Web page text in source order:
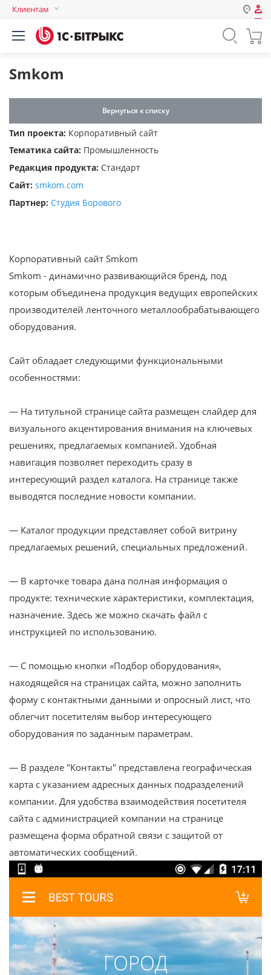
Клиентам
Авторизация
Пароль
Запомнить меня на этом
Забыли свой пароль?
или войдите с помощью
Smkom
Вернуться к списку
Тип проекта: Корпоративный сайт
Тематика сайта: Промышленность
Редакция продукта: Стандарт
Сайт: smkom.com
Партнер: Студия Борового
Корпоративный сайт Smkom
Smkom - динамично развивающийся бренд, под
которым объединена продукция ведущих европейских
производителей ленточного металлообрабатывающего
оборудования.
Сайт обладает следующими функциональными
особенностями:
— На титульной странице сайта размещен слайдер для
визуального акцентирования внимания на ключевых
решениях, предлагаемых компанией. Удобная
навигация позволяет переходить сразу в
интересующий раздел каталога. На странице также
выводятся последние новости компании.
— Каталог продукции представляет собой витрину
предлагаемых решений, специальных предложений.
— В карточке товара дана полная информация о
продукте: технические характеристики, комплектация,
назначение. Здесь же можно скачать файл с
инструкцией по использованию.
— С помощью кнопки «Подбор оборудования»,
находящейся на страницах сайта, можно заполнить
форму с контактными данными и опросный лист, что
облегчит посетителям выбор интересующего
оборудования по заданным параметрам.
— В разделе "Контакты" представлена географическая
карта с указанием адресных данных подразделений
компании. Для удобства взаимодействия посетителя
сайта с администрацией компании на странице
размещена форма обратной связи с защитой от
автоматических сообщений.